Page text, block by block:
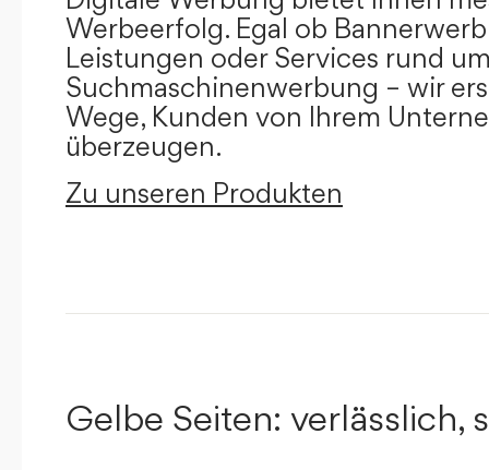
Werbeerfolg. Egal ob
Leistungen oder Services rund
Suchmaschinenwerbung – wir
Wege, Kunden von Ihrem
überzeugen.
Zu unseren Produkten
Gelbe Seiten: verlässlich,